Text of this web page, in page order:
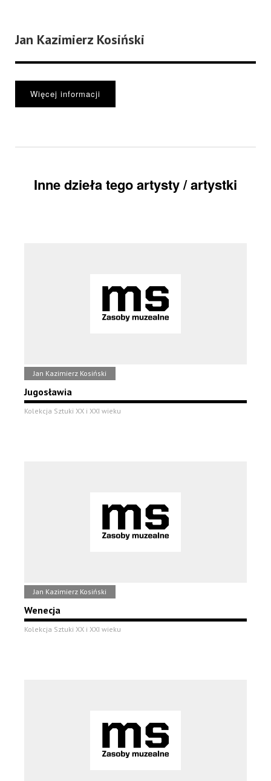
Jan Kazimierz Kosiński
Więcej informacji
Inne dzieła tego artysty / artystki
Jan Kazimierz Kosiński
Jugosławia
Kolekcja Sztuki XX i XXI wieku
Jan Kazimierz Kosiński
Wenecja
Kolekcja Sztuki XX i XXI wieku